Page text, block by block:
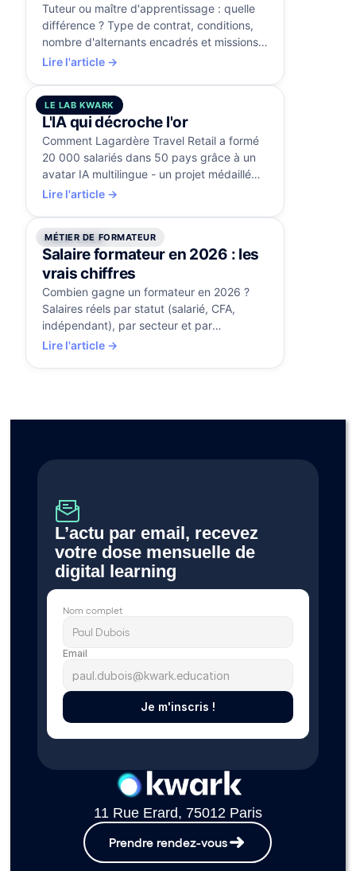
Tuteur ou maître d'apprentissage : quelle
différence ? Type de contrat, conditions,
nombre d'alternants encadrés et missions
comparés, avec la certification RS5515.
Lire l'article →
LE LAB KWARK
5 août 2026
L'IA qui décroche l'or
Comment Lagardère Travel Retail a formé
20 000 salariés dans 50 pays grâce à un
avatar IA multilingue - un projet médaillé
d'or aux Brandon Hall Awards.
Lire l'article →
MÉTIER DE FORMATEUR
4 août 2026
Salaire formateur en 2026 : les
vrais chiffres
Combien gagne un formateur en 2026 ?
Salaires réels par statut (salarié, CFA,
indépendant), par secteur et par
expérience, et les leviers pour progresser.
Lire l'article →
L’actu par email, recevez
votre dose mensuelle de
digital learning
Nom complet
Email
Je m'inscris !
11 Rue Erard, 75012 Paris
Prendre rendez-vous